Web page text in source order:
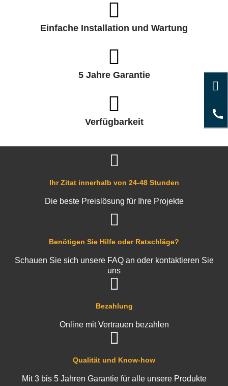
Einfache Installation und Wartung
5 Jahre Garantie
Verfügbarkeit
Qualität und Know-how
Mit 3 bis 5 Jahren Garantie für alle unsere Produkte
Bezahlung
Online mit Vertrauen bezahlen
Benötigen Sie Hilfe oder Ratschläge?
Schauen Sie sich unsere FAQ an oder kontaktieren Sie
uns
Ihr Zitat innerhalb von 24-48 Stunden
Die beste Preislösung für Ihre Projekte